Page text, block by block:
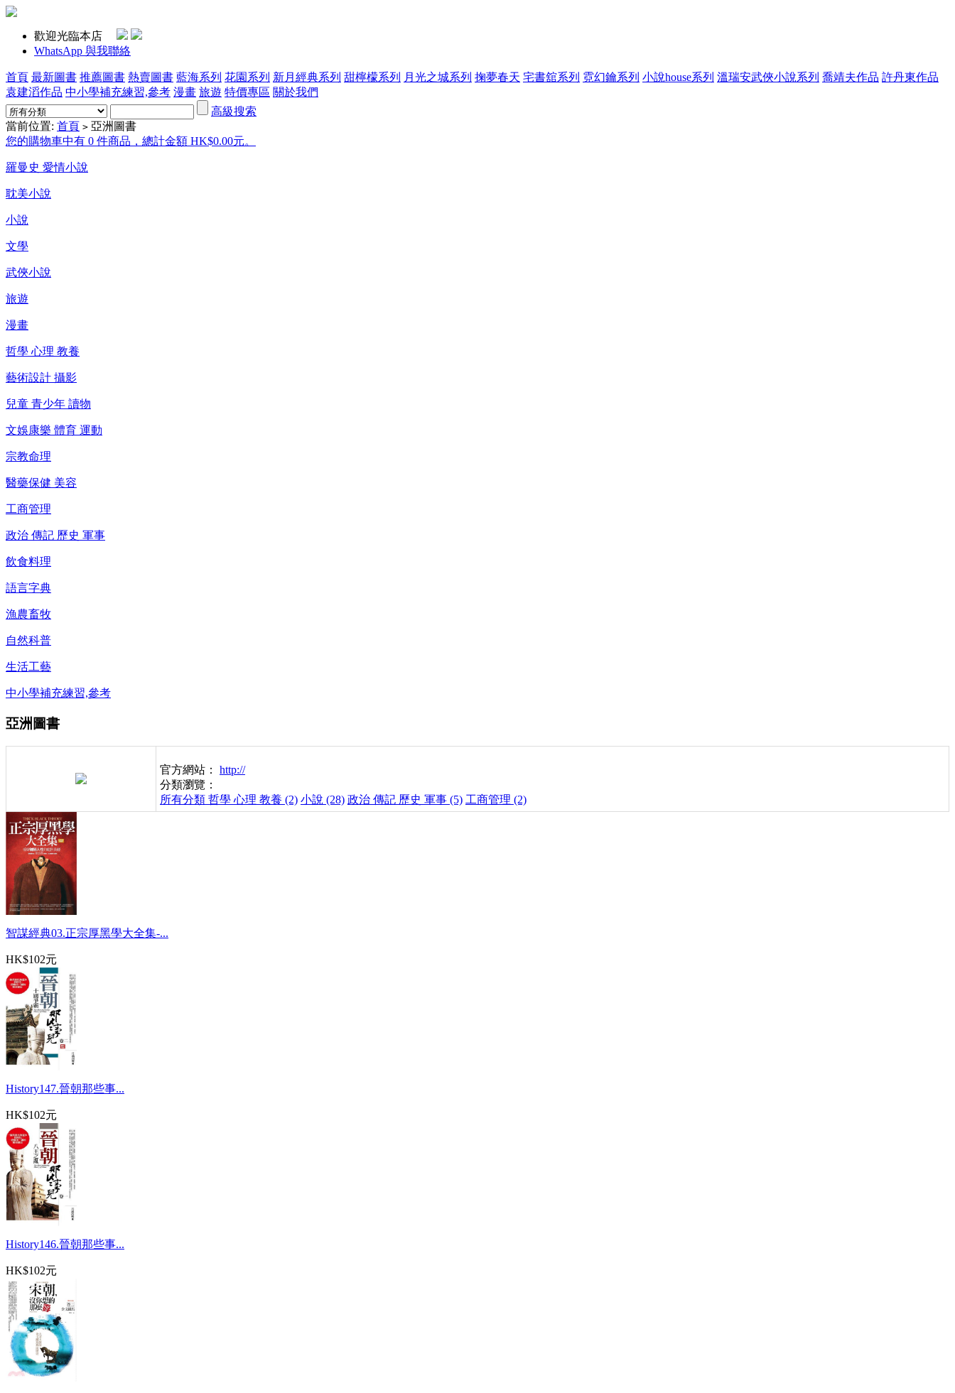
歡迎光臨本店
WhatsApp 與我聯絡
首頁 最新圖書 推薦圖書 熱賣圖書 藍海系列 花園系列 新月經典系列 甜檸檬系列 月光之城系列 掬夢春天 宅書舘系列 霓幻鑰系列 小說house系列 溫瑞安武俠小說系列 喬靖夫作品 許丹東作品
袁建滔作品 中小學補充練習,參考 漫畫 旅遊 特價專區 關於我們
高級搜索
當前位置: 首頁 > 亞洲圖書
您的購物車中有 0 件商品，總計金額 HK$0.00元。
羅曼史 愛情小說
耽美小說
小說
文學
武俠小說
旅遊
漫畫
哲學 心理 教養
藝術設計 攝影
兒童 青少年 讀物
文娛康樂 體育 運動
宗教命理
醫藥保健 美容
工商管理
政治 傳記 歷史 軍事
飲食料理
語言字典
漁農畜牧
自然科普
生活工藝
中小學補充練習,參考
亞洲圖書
官方網站： http://
分類瀏覽：
所有分類 哲學 心理 教養 (2) 小說 (28) 政治 傳記 歷史 軍事 (5) 工商管理 (2)
智謀經典03.正宗厚黑學大全集-...
HK$102元
History147.晉朝那些事...
HK$102元
History146.晉朝那些事...
HK$102元